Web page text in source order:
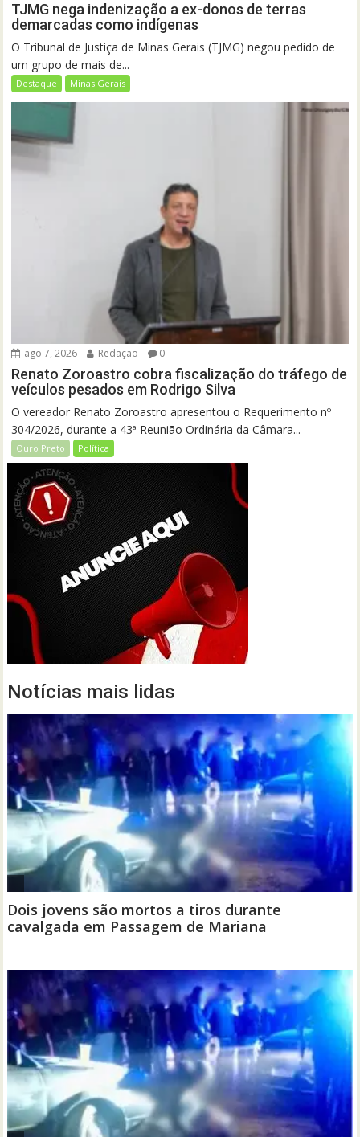
TJMG nega indenização a ex-donos de terras
demarcadas como indígenas
O Tribunal de Justiça de Minas Gerais (TJMG) negou pedido de
um grupo de mais de...
Destaque Minas Gerais
ago 7, 2026 Redação 0
Renato Zoroastro cobra fiscalização do tráfego de
veículos pesados em Rodrigo Silva
O vereador Renato Zoroastro apresentou o Requerimento nº
304/2026, durante a 43ª Reunião Ordinária da Câmara...
Ouro Preto Política
Notícias mais lidas